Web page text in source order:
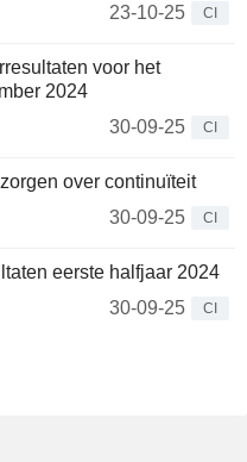
23-10-25
CI
voor het
2024
30-09-25
CI
over continuïteit
30-09-25
CI
eerste halfjaar 2024
30-09-25
CI